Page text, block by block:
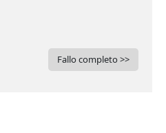
Fallo completo >>